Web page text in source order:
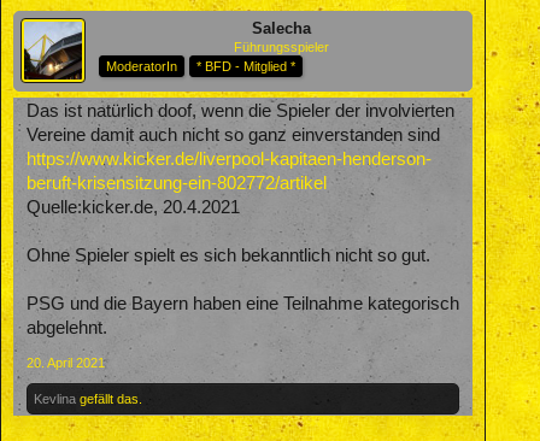
Salecha
Führungsspieler
ModeratorIn
* BFD - Mitglied *
Das ist natürlich doof, wenn die Spieler der involvierten
Vereine damit auch nicht so ganz einverstanden sind
https://www.kicker.de/liverpool-kapitaen-henderson-
beruft-krisensitzung-ein-802772/artikel
Quelle:kicker.de, 20.4.2021
Ohne Spieler spielt es sich bekanntlich nicht so gut.
PSG und die Bayern haben eine Teilnahme kategorisch
abgelehnt.
20. April 2021
Kevlina gefällt das.